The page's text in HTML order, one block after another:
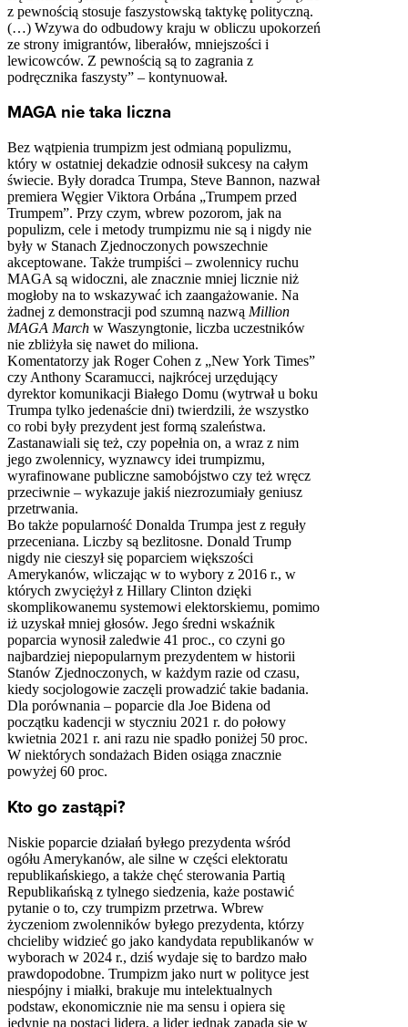
z pewnością stosuje faszystowską taktykę polityczną.
(…) Wzywa do odbudowy kraju w obliczu upokorzeń
ze strony imigrantów, liberałów, mniejszości i
lewicowców. Z pewnością są to zagrania z
podręcznika faszysty” – kontynuował.
MAGA nie taka liczna
Bez wątpienia trumpizm jest odmianą populizmu,
który w ostatniej dekadzie odnosił sukcesy na całym
świecie. Były doradca Trumpa, Steve Bannon, nazwał
premiera Węgier Viktora Orbána „Trumpem przed
Trumpem”. Przy czym, wbrew pozorom, jak na
populizm, cele i metody trumpizmu nie są i nigdy nie
były w Stanach Zjednoczonych powszechnie
akceptowane. Także trumpiści – zwolennicy ruchu
MAGA są widoczni, ale znacznie mniej licznie niż
mogłoby na to wskazywać ich zaangażowanie. Na
żadnej z demonstracji pod szumną nazwą Million
MAGA March w Waszyngtonie, liczba uczestników
nie zbliżyła się nawet do miliona.
Komentatorzy jak Roger Cohen z „New York Times”
czy Anthony Scaramucci, najkrócej urzędujący
dyrektor komunikacji Białego Domu (wytrwał u boku
Trumpa tylko jedenaście dni) twierdzili, że wszystko
co robi były prezydent jest formą szaleństwa.
Zastanawiali się też, czy popełnia on, a wraz z nim
jego zwolennicy, wyznawcy idei trumpizmu,
wyrafinowane publiczne samobójstwo czy też wręcz
przeciwnie – wykazuje jakiś niezrozumiały geniusz
przetrwania.
Bo także popularność Donalda Trumpa jest z reguły
przeceniana. Liczby są bezlitosne. Donald Trump
nigdy nie cieszył się poparciem większości
Amerykanów, wliczając w to wybory z 2016 r., w
których zwyciężył z Hillary Clinton dzięki
skomplikowanemu systemowi elektorskiemu, pomimo
iż uzyskał mniej głosów. Jego średni wskaźnik
poparcia wynosił zaledwie 41 proc., co czyni go
najbardziej niepopularnym prezydentem w historii
Stanów Zjednoczonych, w każdym razie od czasu,
kiedy socjologowie zaczęli prowadzić takie badania.
Dla porównania – poparcie dla Joe Bidena od
początku kadencji w styczniu 2021 r. do połowy
kwietnia 2021 r. ani razu nie spadło poniżej 50 proc.
W niektórych sondażach Biden osiąga znacznie
powyżej 60 proc.
Kto go zastąpi?
Niskie poparcie działań byłego prezydenta wśród
ogółu Amerykanów, ale silne w części elektoratu
republikańskiego, a także chęć sterowania Partią
Republikańską z tylnego siedzenia, każe postawić
pytanie o to, czy trumpizm przetrwa. Wbrew
życzeniom zwolenników byłego prezydenta, którzy
chcieliby widzieć go jako kandydata republikanów w
wyborach w 2024 r., dziś wydaje się to bardzo mało
prawdopodobne. Trumpizm jako nurt w polityce jest
niespójny i miałki, brakuje mu intelektualnych
podstaw, ekonomicznie nie ma sensu i opiera się
jedynie na postaci lidera, a lider jednak zapada się w